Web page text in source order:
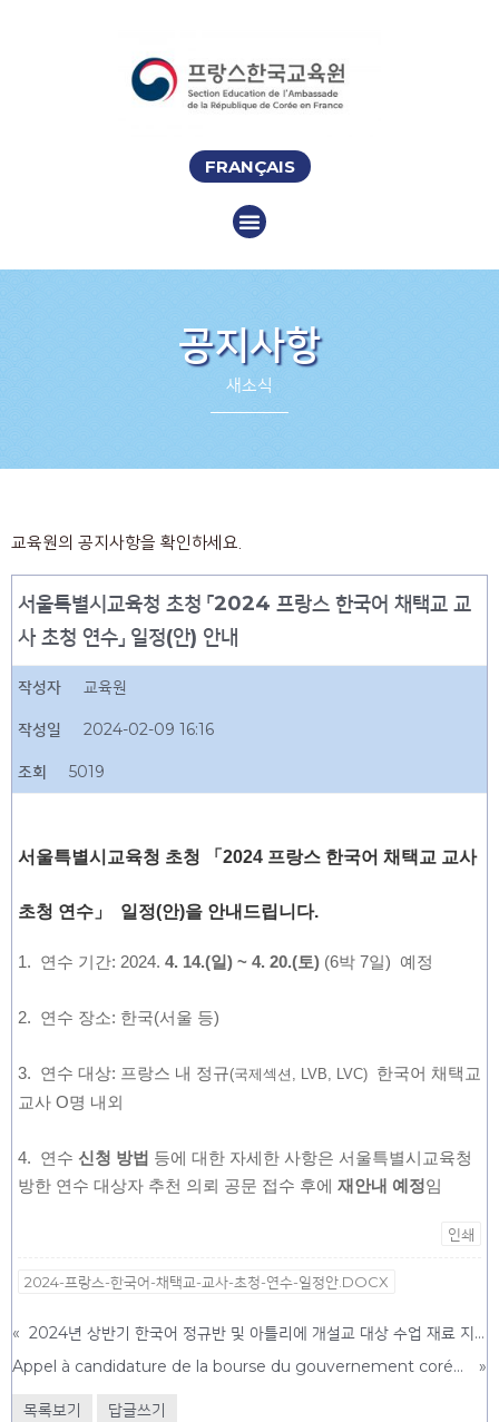
FRANÇAIS
공지사항
새소식
교육원의 공지사항을 확인하세요.
서울특별시교육청 초청 「2024 프랑스 한국어 채택교 교
사 초청 연수」 일정(안) 안내
작성자 교육원
작성일 2024-02-09 16:16
조회 5019
서울특별시교육청 초청 「2024 프랑스 한국어 채택교 교사
초청 연수」 일정(안)을 안내드립니다.
1. 연수 기간: 2024. 4. 14.(일) ~ 4. 20.(토) (6박 7일) 예정
2. 연수 장소: 한국(서울 등)
3. 연수 대상: 프랑스 내 정규(국제섹션, LVB, LVC) 한국어 채택교
교사 O명 내외
4. 연수 신청 방법 등에 대한 자세한 사항은 서울특별시교육청
방한 연수 대상자 추천 의뢰 공문 접수 후에 재안내 예정임
인쇄
2024-프랑스-한국어-채택교-교사-초청-연수-일정안.DOCX
«
2024년 상반기 한국어 정규반 및 아틀리에 개설교 대상 수업 재료 지원 알림
Appel à candidature de la bourse du gouvernement coréen 2024
»
목록보기 답글쓰기